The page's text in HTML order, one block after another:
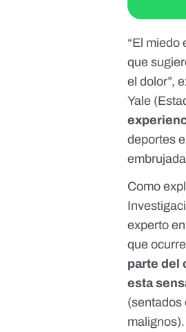
“El miedo
que
el dolor”,
Yale
deportes
Como
experto
que
parte del
esta
(sentados
malignos).